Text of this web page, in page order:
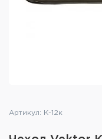
Артикул: К-12к